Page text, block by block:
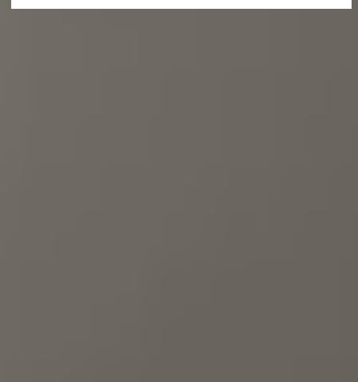
Karriere im Autohaus